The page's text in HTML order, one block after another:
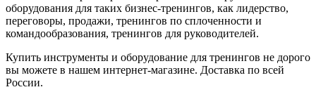
оборудования для таких бизнес-тренингов, как лидерство,
переговоры, продажи, тренингов по сплоченности и
командообразования, тренингов для руководителей.
Купить инструменты и оборудование для тренингов не дорого
вы можете в нашем интернет-магазине. Доставка по всей
России.